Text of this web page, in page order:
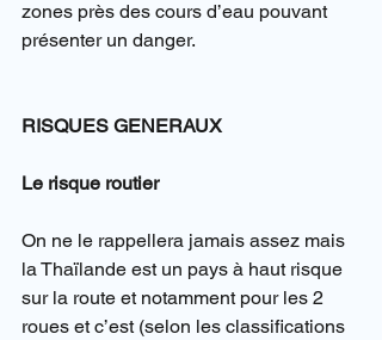
zones près des cours d’eau pouvant
présenter un danger.
RISQUES GENERAUX
Le risque routier
On ne le rappellera jamais assez mais
la Thaïlande est un pays à haut risque
sur la route et notamment pour les 2
roues et c’est (selon les classifications